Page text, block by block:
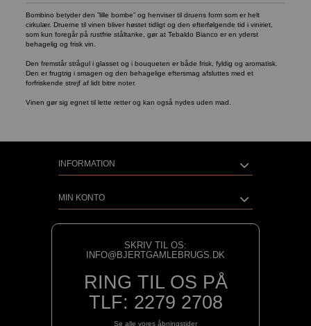
Bombino betyder den ”lille bombe” og henviser til druens form som er helt
cirkulær. Druerne til vinen bliver høstet tidligt og den efterfølgende tid i viniriet,
som kun foregår på rustfrie ståltanke, gør at Tebaldo Bianco er en yderst
behagelig og frisk vin.
Den fremstår strågul i glasset og i bouqueten er både frisk, fyldig og aromatisk.
Den er frugtrig i smagen og den behagelige eftersmag afsluttes med et
forfriskende strejf af lidt bitre noter.
Vinen gør sig egnet til lette retter og kan også nydes uden mad.
INFORMATION
MIN KONTO
SKRIV TIL OS:
INFO@BJERTGAMLEBRUGS.DK
RING TIL OS PÅ
TLF: 2279 2708
Se alle vores åbningstider